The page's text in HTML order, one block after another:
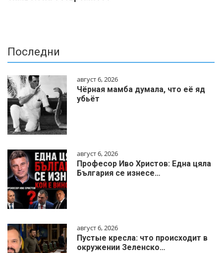
Последни
август 6, 2026
Чёрная мамба думала, что её яд
убьёт
август 6, 2026
Професор Иво Христов: Една цяла
България се изнесе…
август 6, 2026
Пустые кресла: что происходит в
окружении Зеленско…